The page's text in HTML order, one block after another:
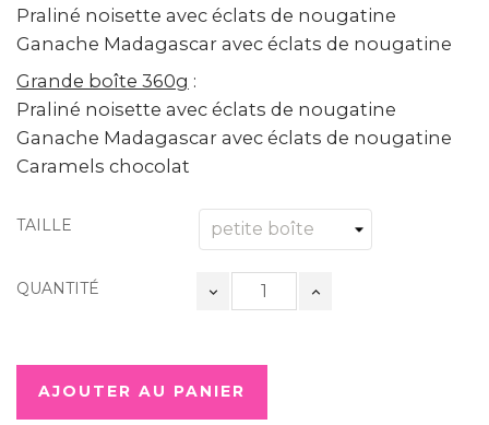
Praliné noisette avec éclats de nougatine
Ganache Madagascar avec éclats de nougatine
Grande boîte 360g :
Praliné noisette avec éclats de nougatine
Ganache Madagascar avec éclats de nougatine
Caramels chocolat
TAILLE
QUANTITÉ
AJOUTER AU PANIER